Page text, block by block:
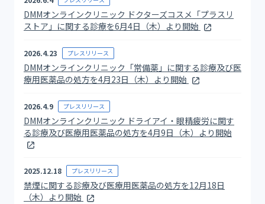
DMMオンラインクリニック ドクターズコスメ「プラスリ
ストア」に関する診療を6月4日（木）より開始
2026.4.23 プレスリリース
DMMオンラインクリニック「常備薬」に関する診療及び医
療用医薬品の処方を4月23日（木）より開始
2026.4.9 プレスリリース
DMMオンラインクリニック ドライアイ・眼精疲労に関す
る診療及び医療用医薬品の処方を4月9日（木）より開始
2025.12.18 プレスリリース
禁煙に関する診療及び医療用医薬品の処方を12月18日
（木）より開始